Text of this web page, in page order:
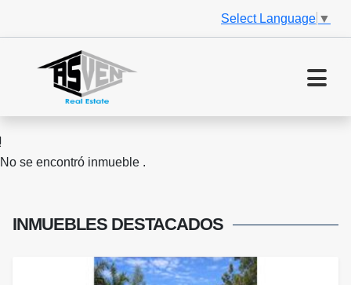
Select Language ▼
No se encontró inmueble .
INMUEBLES DESTACADOS